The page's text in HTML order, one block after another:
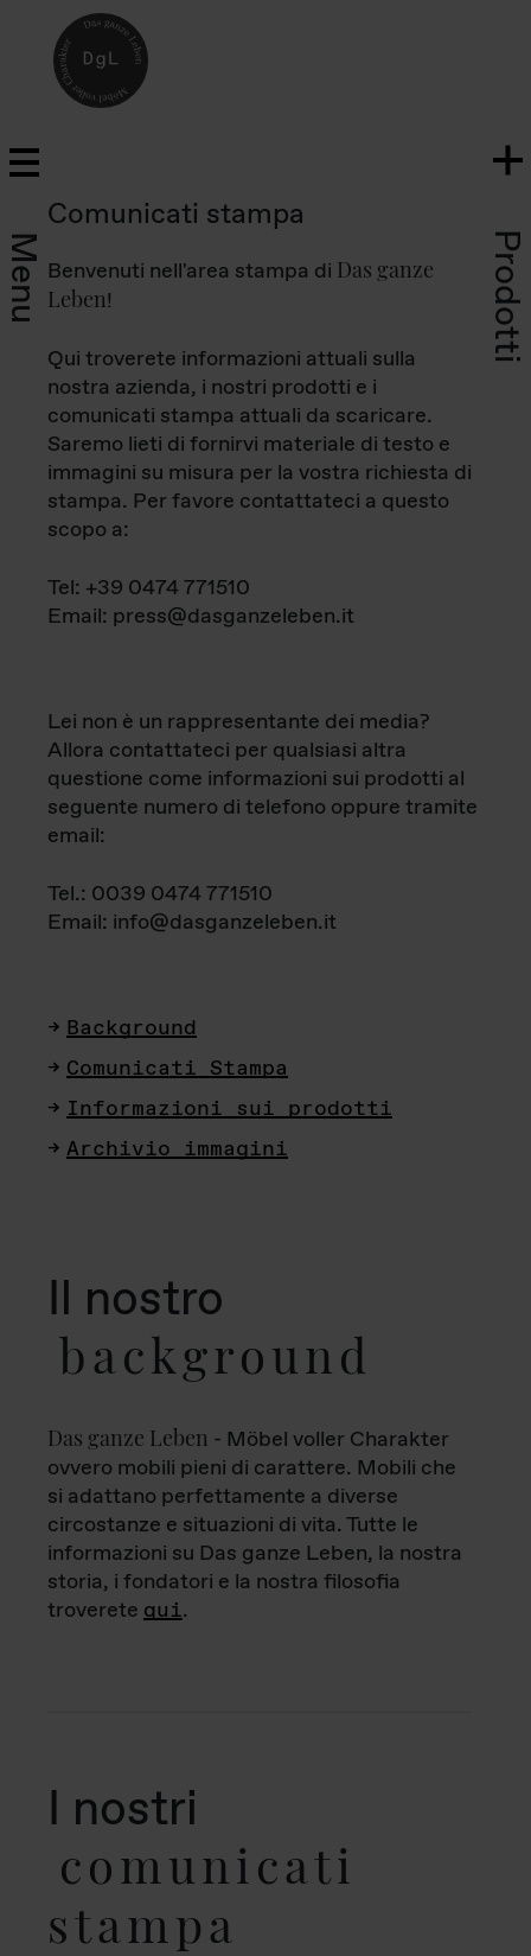
Menu Prodotti
Comunicati stampa
Benvenuti nell'area stampa di Das ganze
Leben!
Qui troverete informazioni attuali sulla
nostra azienda, i nostri prodotti e i
comunicati stampa attuali da scaricare.
Saremo lieti di fornirvi materiale di testo e
immagini su misura per la vostra richiesta di
stampa. Per favore contattateci a questo
scopo a:
Tel: +39 0474 771510
Email: press@dasganzeleben.it
Lei non è un rappresentante dei media?
Allora contattateci per qualsiasi altra
questione come informazioni sui prodotti al
seguente numero di telefono oppure tramite
email:
Tel.: 0039 0474 771510
Email: info@dasganzeleben.it
Background
Comunicati Stampa
Informazioni sui prodotti
Archivio immagini
Il nostro
background
Das ganze Leben - Möbel voller Charakter
ovvero mobili pieni di carattere. Mobili che
si adattano perfettamente a diverse
circostanze e situazioni di vita. Tutte le
informazioni su Das ganze Leben, la nostra
storia, i fondatori e la nostra filosofia
troverete qui.
I nostri
comunicati
stampa